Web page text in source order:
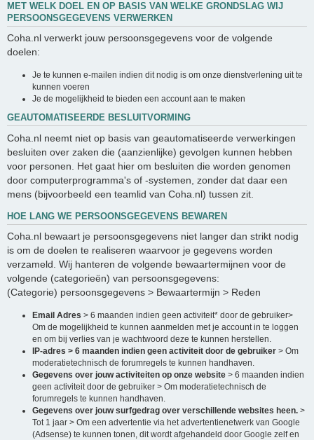
MET WELK DOEL EN OP BASIS VAN WELKE GRONDSLAG WIJ
PERSOONSGEGEVENS VERWERKEN
Coha.nl verwerkt jouw persoonsgegevens voor de volgende
doelen:
Je te kunnen e-mailen indien dit nodig is om onze dienstverlening uit te
kunnen voeren
Je de mogelijkheid te bieden een account aan te maken
GEAUTOMATISEERDE BESLUITVORMING
Coha.nl neemt niet op basis van geautomatiseerde verwerkingen
besluiten over zaken die (aanzienlijke) gevolgen kunnen hebben
voor personen. Het gaat hier om besluiten die worden genomen
door computerprogramma's of -systemen, zonder dat daar een
mens (bijvoorbeeld een teamlid van Coha.nl) tussen zit.
HOE LANG WE PERSOONSGEGEVENS BEWAREN
Coha.nl bewaart je persoonsgegevens niet langer dan strikt nodig
is om de doelen te realiseren waarvoor je gegevens worden
verzameld. Wij hanteren de volgende bewaartermijnen voor de
volgende (categorieën) van persoonsgegevens:
(Categorie) persoonsgegevens > Bewaartermijn > Reden
Email Adres > 6 maanden indien geen activiteit* door de gebruiker>
Om de mogelijkheid te kunnen aanmelden met je account in te loggen
en om bij verlies van je wachtwoord deze te kunnen herstellen.
IP-adres > 6 maanden indien geen activiteit door de gebruiker > Om
moderatietechnisch de forumregels te kunnen handhaven.
Gegevens over jouw activiteiten op onze website > 6 maanden indien
geen activiteit door de gebruiker > Om moderatietechnisch de
forumregels te kunnen handhaven.
Gegevens over jouw surfgedrag over verschillende websites heen. >
Tot 1 jaar > Om een advertentie via het advertentienetwerk van Google
(Adsense) te kunnen tonen, dit wordt afgehandeld door Google zelf en